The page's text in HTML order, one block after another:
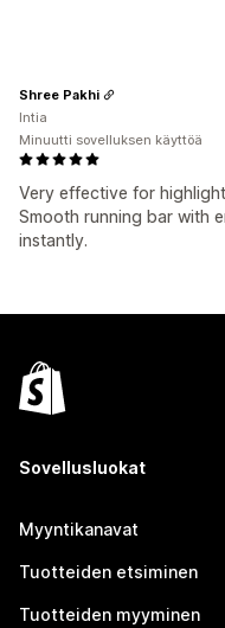
Very effective for
Smooth running bar with
instantly.
Shree Pakhi
Intia
Minuutti sovelluksen käyttöä
Sovellusluokat
Myyntikanavat
Tuotteiden etsiminen
Tuotteiden myyminen